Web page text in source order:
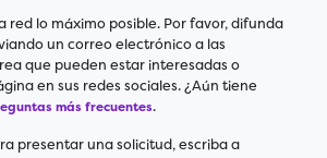
red lo máximo posible. Por favor, difunda
un correo electrónico a las
que pueden estar interesadas o
en sus redes sociales. ¿Aún tiene
más frecuentes.
presentar una solicitud, escriba a